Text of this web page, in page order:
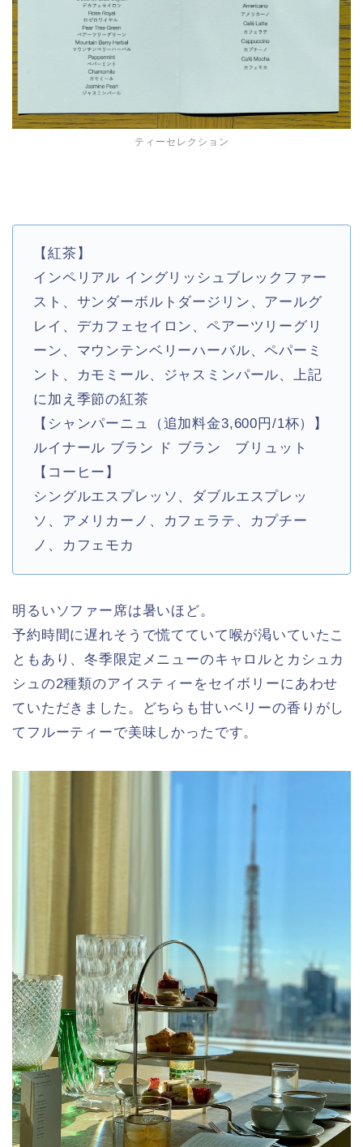
ティーセレクション
【紅茶】
インペリアル イングリッシュブレックファー
スト、サンダーボルトダージリン、アールグ
レイ、デカフェセイロン、ペアーツリーグリ
ーン、マウンテンベリーハーバル、ペパーミ
ント、カモミール、ジャスミンパール、上記
に加え季節の紅茶
【シャンパーニュ（追加料金3,600円/1杯）】
ルイナール ブラン ド ブラン ブリュット
【コーヒー】
シングルエスプレッソ、ダブルエスプレッ
ソ、アメリカーノ、カフェラテ、カプチー
ノ、カフェモカ
明るいソファー席は暑いほど。
予約時間に遅れそうで慌てていて喉が渇いていたこ
ともあり、冬季限定メニューのキャロルとカシュカ
シュの2種類のアイスティーをセイボリーにあわせ
ていただきました。どちらも甘いベリーの香りがし
てフルーティーで美味しかったです。